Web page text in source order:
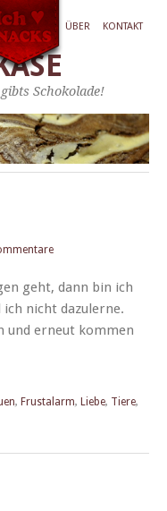
ÜBER KONTAKT
Schokolade!
geht, dann bin ich
nicht dazulerne.
und erneut kom­men
, Frustalarm, Liebe, Tiere,